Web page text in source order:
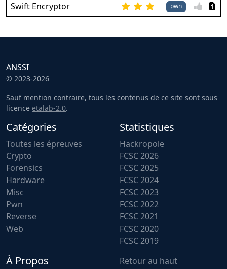
Swift Encryptor pwn 1
ANSSI
© 2023-2026
Sauf mention contraire, tous les contenus de ce site sont sous
licence etalab-2.0.
Catégories
Toutes les épreuves
Crypto
Forensics
Hardware
Misc
Pwn
Reverse
Web
Statistiques
Hackropole
FCSC 2026
FCSC 2025
FCSC 2024
FCSC 2023
FCSC 2022
FCSC 2021
FCSC 2020
FCSC 2019
À Propos
Retour au haut